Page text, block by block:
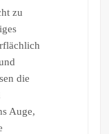
zu
die
Auge,